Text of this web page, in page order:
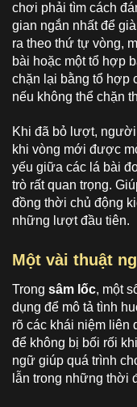
chơi phải tìm cách
gian ngắn nhất để
ra theo thứ tự vòng,
bài hoặc một tổ hợp
chặn lại bằng tổ hợp
nếu không thể chặn
Khi đã bỏ lượt,
khi vòng mới được
yếu giữa các lá bài
trò rất quan trọng.
đồng thời chủ động
những lượt đầu tiên.
Một vài thuật
Trong sâm lốc, một
dụng để mô tả tình
rõ các khái niệm liên
để không bị bối rối
ngữ giúp quá trình
lẫn trong những thời